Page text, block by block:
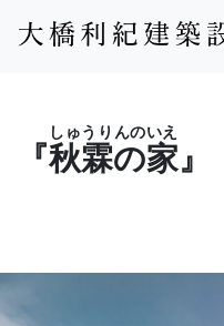
『秋霖の家
しゅうりんのいえ
』